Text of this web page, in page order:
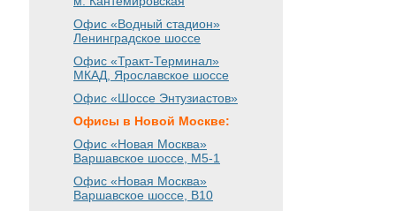
Офис «Водный стадион»
Ленинградское шоссе
Офис «Тракт-Терминал»
МКАД, Ярославское шоссе
Офис «Шоссе Энтузиастов»
Офисы в Новой Москве:
Офис «Новая Москва»
Варшавское шоссе , М5-1
Офис «Новая Москва»
Варшавское шоссе , B10